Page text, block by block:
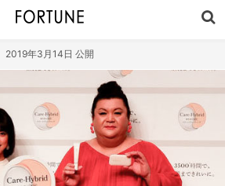
2019年3月14日 公開